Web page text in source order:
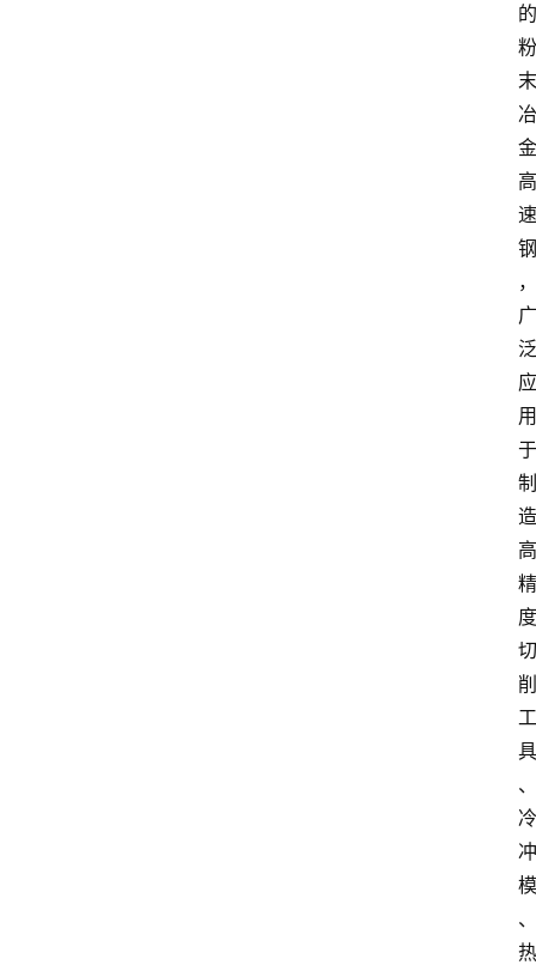
的
粉
末
冶
金
高
速
钢
，
广
泛
应
用
于
制
造
高
精
度
切
削
工
具
、
冷
冲
模
、
热